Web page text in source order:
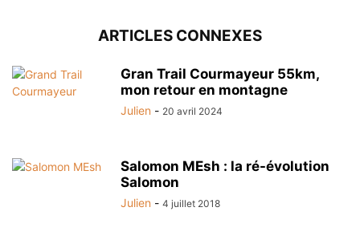
ARTICLES CONNEXES
Gran Trail Courmayeur 55km,
mon retour en montagne
Julien - 20 avril 2024
Salomon MEsh : la ré-évolution
Salomon
Julien - 4 juillet 2018